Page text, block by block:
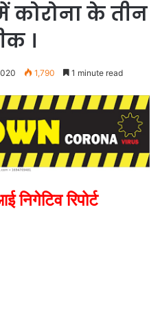
कोरोना के तीन
।
1,790 1 minute read
रिपोर्ट